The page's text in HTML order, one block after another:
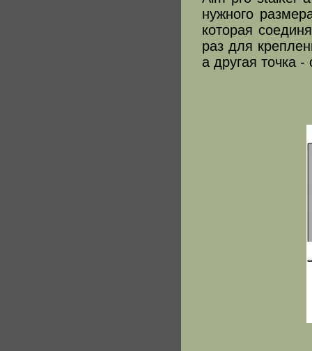
нужного
которая
раз для
а другая точка